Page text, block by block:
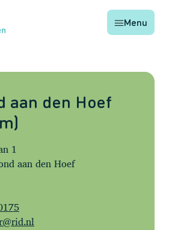
Menu
aan den Hoef
1
aan den Hoef